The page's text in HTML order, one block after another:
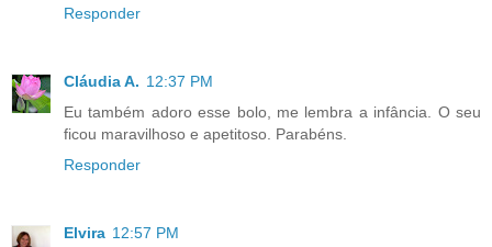
Responder
Cláudia A. 12:37 PM
Eu também adoro esse bolo, me lembra a infância. O seu
ficou maravilhoso e apetitoso. Parabéns.
Responder
Elvira 12:57 PM